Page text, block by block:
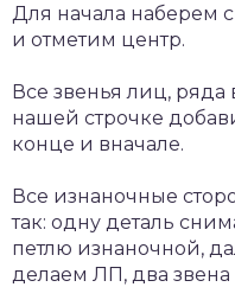
Для начала наберем
и отметим центр.
Все звенья лиц,
нашей строчке
конце и вначале.
Все изнаночные
так: одну деталь
петлю изнаночной,
делаем ЛП, два